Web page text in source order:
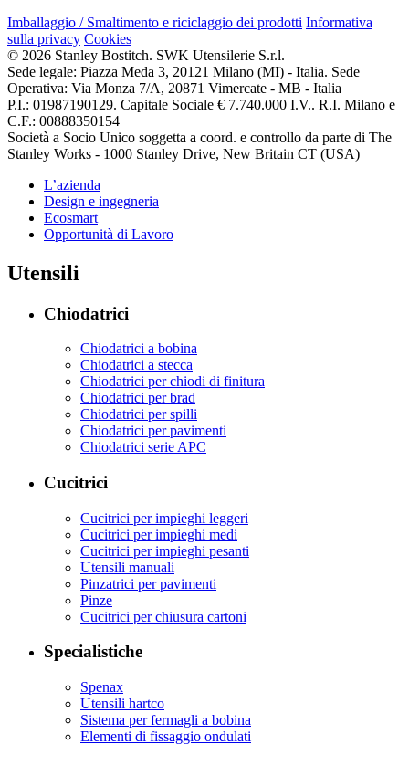
Imballaggio / Smaltimento e riciclaggio dei prodotti Informativa
sulla privacy Cookies
© 2026 Stanley Bostitch. SWK Utensilerie S.r.l.
Sede legale: Piazza Meda 3, 20121 Milano (MI) - Italia. Sede
Operativa: Via Monza 7/A, 20871 Vimercate - MB - Italia
P.I.: 01987190129. Capitale Sociale € 7.740.000 I.V.. R.I. Milano e
C.F.: 00888350154
Società a Socio Unico soggetta a coord. e controllo da parte di The
Stanley Works - 1000 Stanley Drive, New Britain CT (USA)
L’azienda
Design e ingegneria
Ecosmart
Opportunità di Lavoro
Utensili
Chiodatrici
Chiodatrici a bobina
Chiodatrici a stecca
Chiodatrici per chiodi di finitura
Chiodatrici per brad
Chiodatrici per spilli
Chiodatrici per pavimenti
Chiodatrici serie APC
Cucitrici
Cucitrici per impieghi leggeri
Cucitrici per impieghi medi
Cucitrici per impieghi pesanti
Utensili manuali
Pinzatrici per pavimenti
Pinze
Cucitrici per chiusura cartoni
Specialistiche
Spenax
Utensili hartco
Sistema per fermagli a bobina
Elementi di fissaggio ondulati